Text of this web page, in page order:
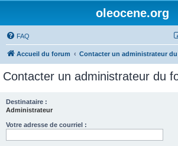
oleocene.org
FAQ
Accueil du forum Contacter un administrateur
Contacter un administrateur du
Destinataire :
Administrateur
Votre adresse de courriel :